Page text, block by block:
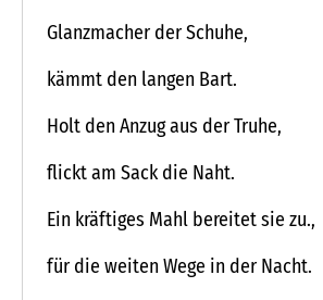
Glanzmacher der Schuhe,
kämmt den langen Bart.
Holt den Anzug aus der Truhe,
flickt am Sack die Naht.
Ein kräftiges Mahl bereitet sie zu.,
für die weiten Wege in der Nacht.